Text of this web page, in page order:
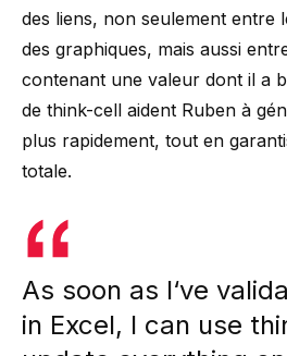
des liens, non seulement entre
des graphiques, mais aussi
contenant une valeur dont il a
de think-cell aident Ruben à
plus rapidement, tout en
totale.
As soon as I‘ve
in Excel, I can use